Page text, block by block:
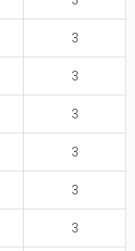
3
3
3
3
3
3